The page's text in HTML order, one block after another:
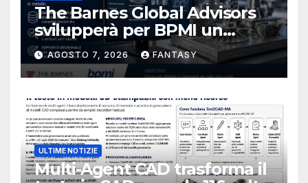
The Barnes Global Advisors
svilupperà per BPMI un
database per la stampa 3D
metallica destinata alla filiera
navale statunitense
AGOSTO 7, 2026 FANTASY
ULTIME NOTIZIE
Multi-Agent CAD trasforma il